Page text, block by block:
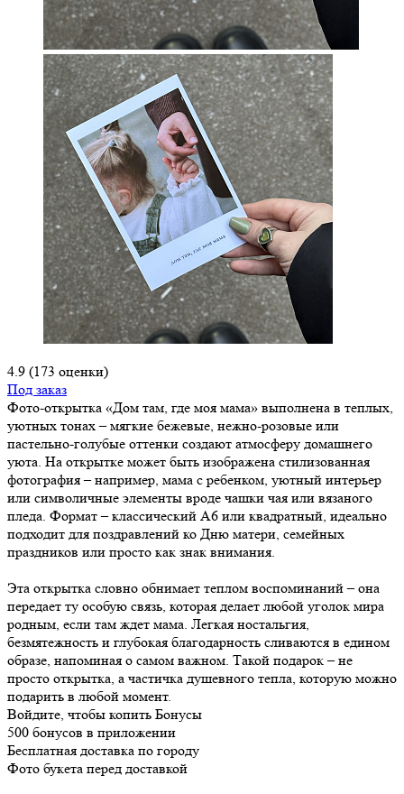
4.9 (173 оценки)
Под заказ
Фото-открытка «Дом там, где моя мама» выполнена в теплых,
уютных тонах – мягкие бежевые, нежно-розовые или
пастельно-голубые оттенки создают атмосферу домашнего
уюта. На открытке может быть изображена стилизованная
фотография – например, мама с ребенком, уютный интерьер
или символичные элементы вроде чашки чая или вязаного
пледа. Формат – классический А6 или квадратный, идеально
подходит для поздравлений ко Дню матери, семейных
праздников или просто как знак внимания.
Эта открытка словно обнимает теплом воспоминаний – она
передает ту особую связь, которая делает любой уголок мира
родным, если там ждет мама. Легкая ностальгия,
безмятежность и глубокая благодарность сливаются в едином
образе, напоминая о самом важном. Такой подарок – не
просто открытка, а частичка душевного тепла, которую можно
подарить в любой момент.
Войдите, чтобы копить Бонусы
500 бонусов в приложении
Бесплатная доставка по городу
Фото букета перед доставкой